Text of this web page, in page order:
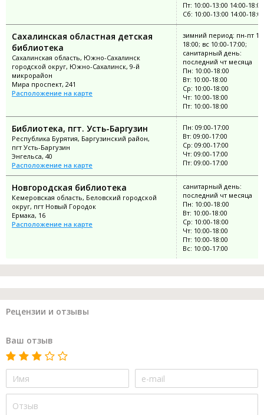
Пт: 10:00-13:00 14:00-18:00
Сб: 10:00-13:00 14:00-18:00
Сахалинская областная детская
библиотека
Сахалинская область, Южно-Сахалинск
городской округ, Южно-Сахалинск, 9-й
микрорайон
Мира проспект, 241
Расположение на карте
зимний период: пн-пт
18:00; вс 10:00-17:00;
санитарный день:
последний чт месяца
Пн: 10:00-18:00
Вт: 10:00-18:00
Ср: 10:00-18:00
Чт: 10:00-18:00
Пт: 10:00-18:00
Библиотека, пгт. Усть-Баргузин
Республика Бурятия, Баргузинский район,
пгт Усть-Баргузин
Энгельса, 40
Расположение на карте
Пн: 09:00-17:00
Вт: 09:00-17:00
Ср: 09:00-17:00
Чт: 09:00-17:00
Пт: 09:00-17:00
Новгородская библиотека
Кемеровская область, Беловский городской
округ, пгт Новый Городок
Ермака, 16
Расположение на карте
санитарный день:
последний чт месяца
Пн: 10:00-18:00
Вт: 10:00-18:00
Ср: 10:00-18:00
Чт: 10:00-18:00
Пт: 10:00-18:00
Вс: 10:00-17:00
Рецензии и отзывы
Ваш отзыв